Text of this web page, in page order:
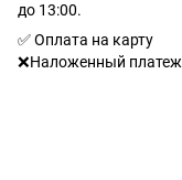
до 13:00.
✅ Оплата на карту
❌Наложенный платеж